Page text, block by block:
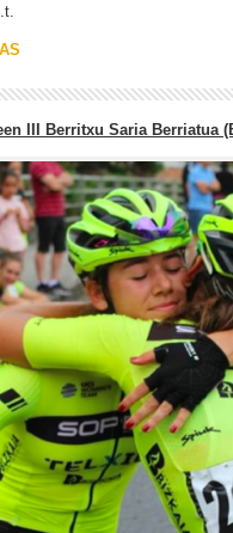
III Berritxu Saria Berriatua